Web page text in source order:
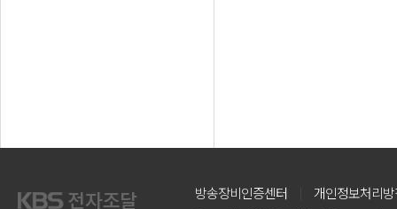
방송장비인증센터
개인정보처리